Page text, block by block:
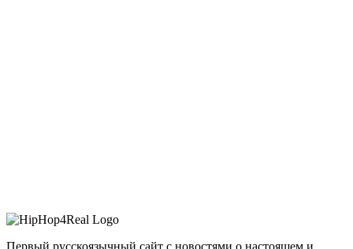
Первый русскоязычный сайт с новостями о настоящем и